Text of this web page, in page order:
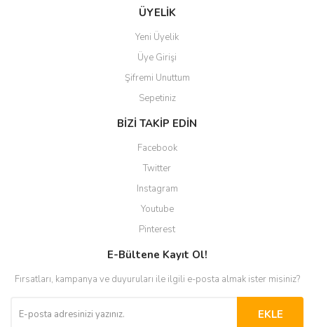
ÜYELİK
Yeni Üyelik
Üye Girişi
Şifremi Unuttum
Sepetiniz
BİZİ TAKİP EDİN
Facebook
Twitter
Instagram
Youtube
Pinterest
E-Bültene Kayıt Ol!
Fırsatları, kampanya ve duyuruları ile ilgili e-posta almak ister misiniz?
EKLE